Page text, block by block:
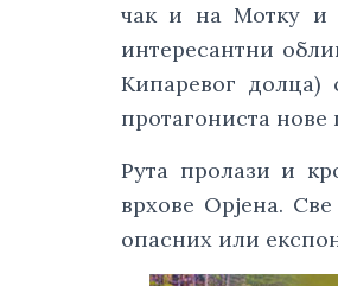
чак и на Мотку и
интересантни
Кипаревог долца)
протагониста нове
Рута пролази и
врхове Орјена.
опасних или